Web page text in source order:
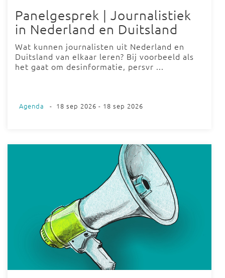
Panelgesprek | Journalistiek
in Nederland en Duitsland
Wat kunnen journalisten uit Nederland en
Duitsland van elkaar leren? Bij voorbeeld als
het gaat om desinformatie, persvr ...
Agenda - 18 sep 2026 - 18 sep 2026